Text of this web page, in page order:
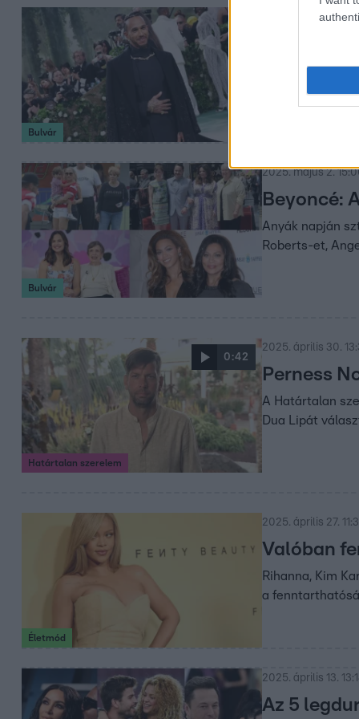
Bulvár
2025. május 3.
2025-ben a
korszakba lép.
Bulvár
2025. május 2.
Beyoncé:
Anyák napján
Roberts-et,
0:42
Határtalan szerelem
2025. április 30.
Perness
A Határtalan
Dua Lipát
Életmód
2025. április 27.
Valóban
Rihanna, Kim
a
2025. április 13.
Az 5